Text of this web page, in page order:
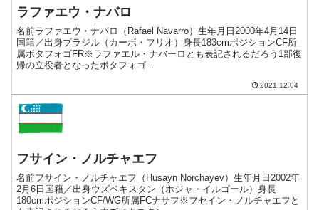
ラファエウ・ナバロ
名前ラファエウ・ナバロ（Rafael Navarro）生年月日2000年4月14日
国籍／出身ブラジル（カーボ・フリオ）身長183cmポジションCF所
属ボタフォゴFR※ラファエル・ナバーロとも表記されるだろう1部復
帰の立役者となったボタフォゴ...
2021.12.04
フサイン・ノルチャエフ
名前フサイン・ノルチャエフ（Husayn Norchayev）生年月日2002年
2月6日国籍／出身ウズベキスタン（ホジャ・イルゴール）身長
180cmポジションCF/WG所属FCナサフ※フセイン・ノルチャエフと